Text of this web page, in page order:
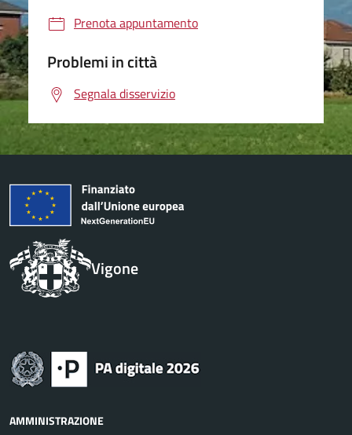
Prenota appuntamento
Problemi in città
Segnala disservizio
Vigone
AMMINISTRAZIONE